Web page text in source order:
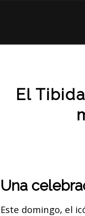
El
Una
Este domingo, el